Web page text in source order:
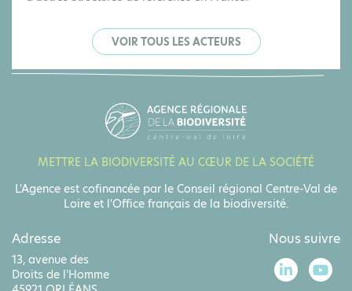
VOIR TOUS LES ACTEURS
Adresse
13, avenue des
Droits de l'Homme
Nous suivre
METTRE LA BIODIVERSITÉ AU CŒUR DE LA SOCIÉTÉ
L'Agence est cofinancée par le Conseil régional Centre-Val de
Loire et l'Office français de la biodiversité.